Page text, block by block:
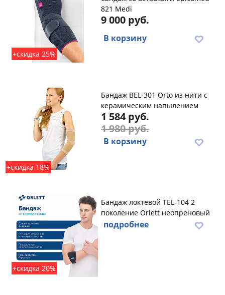
+скидка 25%
821 Medi
9 000 руб.
В корзину
+скидка 18%
Бандаж BEL-301 Orto из нити с
керамическим напылением
1 584 руб.
1 980 руб.
В корзину
+скидка 20%
Бандаж локтевой TEL-104 2
поколение Orlett неопреновый
подробнее